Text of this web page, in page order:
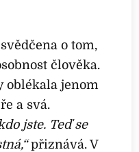
o tom,
člověka.
oblékala jenom
a svá.
jste. Teď se
přiznává. V